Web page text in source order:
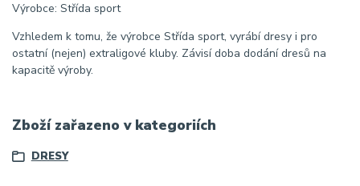
Výrobce: Střída sport
Vzhledem k tomu, že výrobce Střída sport, vyrábí dresy i pro
ostatní (nejen) extraligové kluby. Závisí doba dodání dresů na
kapacitě výroby.
Zboží zařazeno v kategoriích
DRESY